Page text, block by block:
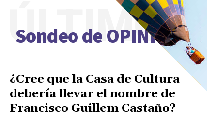
Sondeo de OPINIÓN
ÚLTIMO
¿Cree que la Casa de Cultura
debería llevar el nombre de
Francisco Guillem Castaño?